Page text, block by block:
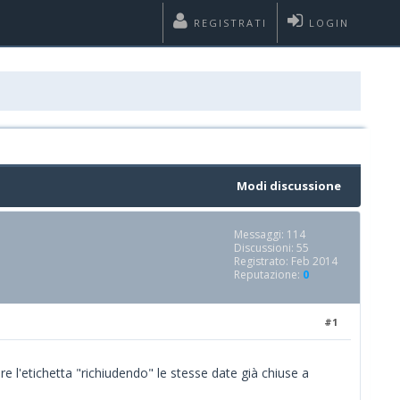
LOGIN
REGISTRATI
Modi discussione
Messaggi: 114
Discussioni: 55
Registrato: Feb 2014
Reputazione: 0
#1
l'etichetta "richiudendo" le stesse date già chiuse a